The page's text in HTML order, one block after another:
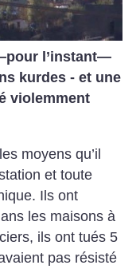
l’instant—
kurdes - et une
violemment
moyens qu’il
et toute
Ils ont
les maisons à
ils ont tués 5
pas résisté